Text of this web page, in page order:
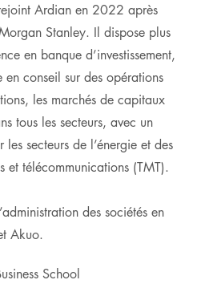
Ardian en 2022 après
Stanley. Il dispose plus
en banque d’investissement,
conseil sur des opérations
les marchés de capitaux
tous les secteurs, avec un
secteurs de l’énergie et des
et télécommunications (TMT).
des sociétés en
Akuo.
School